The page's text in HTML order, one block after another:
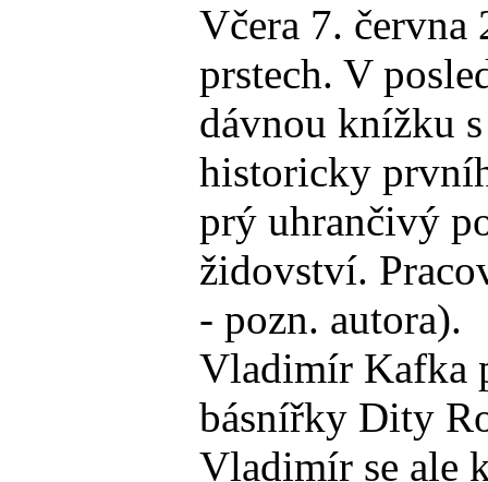
Včera 7.
prstech. V
dávnou knížku
historicky
prý uhrančivý
židovství.
- pozn. autora).
Vladimír Kafka
básnířky Dity
Vladimír se ale